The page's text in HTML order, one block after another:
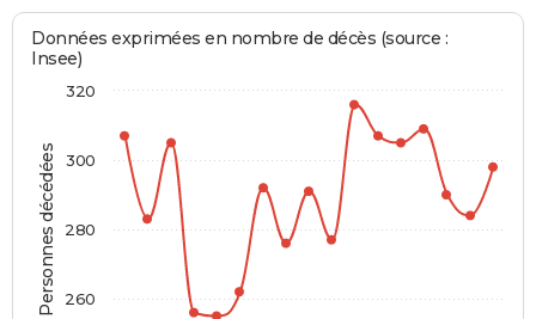
Personnes décédées
Données exprimées en nombre de décès (source :
Insee)
260
280
300
320